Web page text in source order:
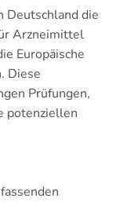
Deutschland die
Arzneimittel
Europäische
Diese
Prüfungen,
potenziellen